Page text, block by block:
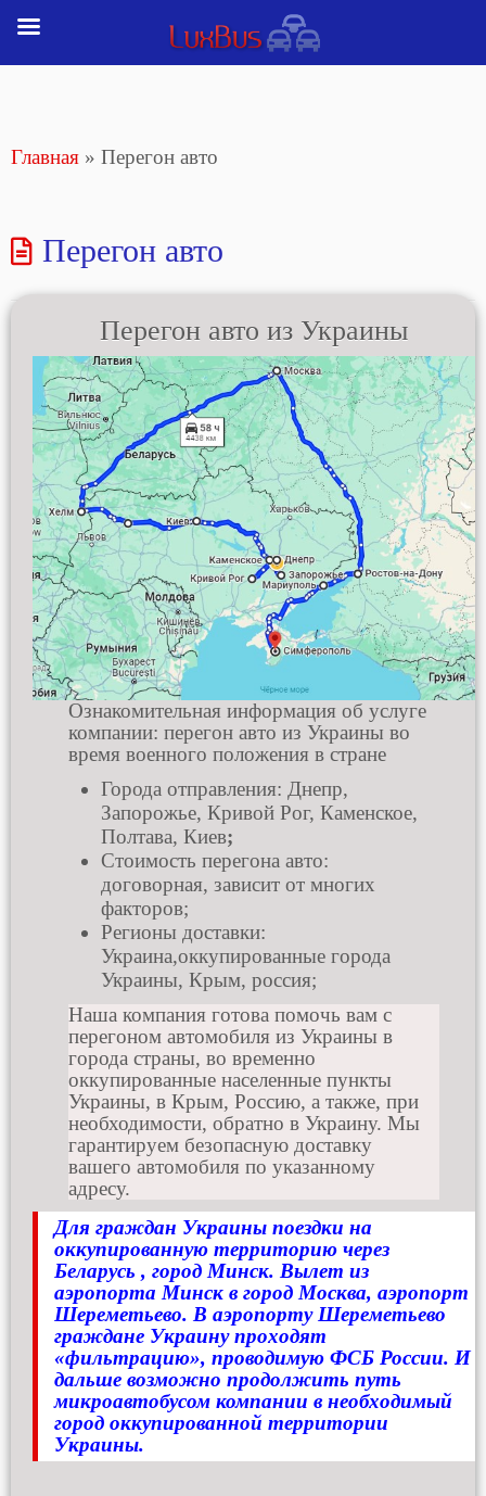
Главная » Перегон авто
Перегон авто
Перегон авто из Украины
Ознакомительная информация об услуге
компании: перегон авто из Украины во
время военного положения в стране
Города отправления: Днепр,
Запорожье, Кривой Рог, Каменское,
Полтава, Киев;
Стоимость перегона авто:
договорная, зависит от многих
факторов;
Регионы доставки:
Украина,оккупированные города
Украины, Крым, россия;
Наша компания готова помочь вам с
перегоном автомобиля из Украины в
города страны, во временно
оккупированные населенные пункты
Украины, в Крым, Россию, а также, при
необходимости, обратно в Украину. Мы
гарантируем безопасную доставку
вашего автомобиля по указанному
адресу.
Для граждан Украины поездки на
оккупированную территорию через
Беларусь , город Минск. Вылет из
аэропорта Минск в город Москва, аэропорт
Шереметьево. В аэропорту Шереметьево
граждане Украину проходят
«фильтрацию», проводимую ФСБ России. И
дальше возможно продолжить путь
микроавтобусом компании в необходимый
город оккупированной территории
Украины.